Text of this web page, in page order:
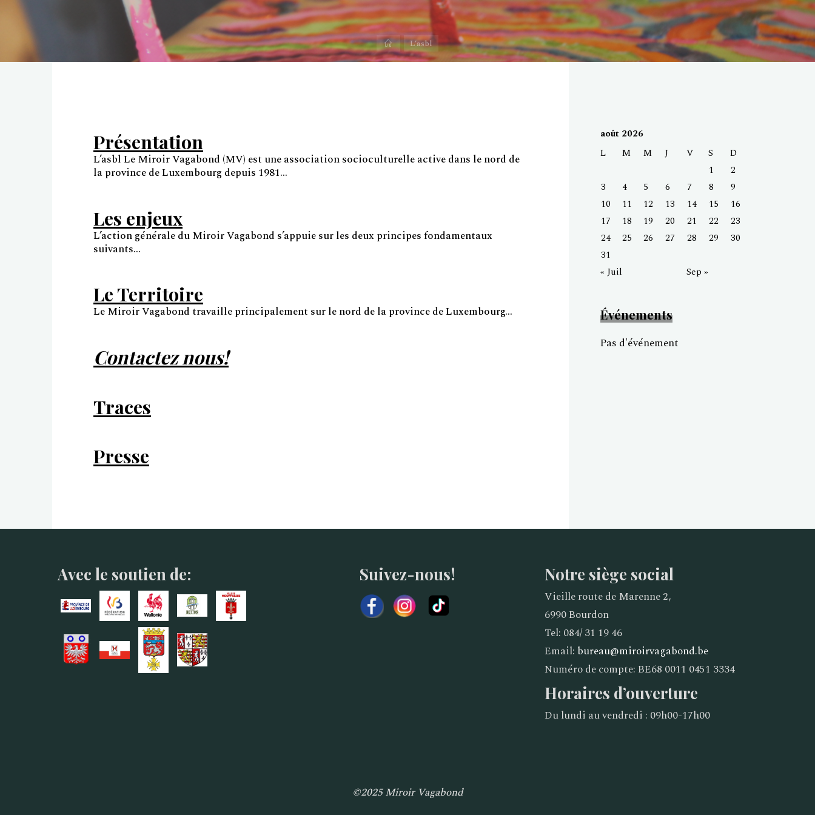
Accueil
L’asbl
Présentation
L’asbl Le Miroir Vagabond (MV) est une association socioculturelle active dans le nord de
la province de Luxembourg depuis 1981…
Les enjeux
L’action générale du Miroir Vagabond s’appuie sur les deux principes fondamentaux
suivants…
Le Territoire
Le Miroir Vagabond travaille principalement sur le nord de la province de Luxembourg…
Contactez nous!
Traces
Presse
août 2026
L
M M J V S
D
1
2
3
4 5 6 7 8
9
10
11 12 13 14 15
16
17
18 19 20 21 22
23
24
25 26 27 28 29
30
31
« Juil
Sep »
Événements
Pas d'événement
Avec le soutien de: Suivez-nous! Notre siège social
Vieille route de Marenne 2,
6990 Bourdon
Tel: 084/ 31 19 46
Email: bureau@miroirvagabond.be
Numéro de compte: BE68 0011 0451 3334
Horaires d’ouverture
Du lundi au vendredi : 09h00-17h00
©2025 Miroir Vagabond